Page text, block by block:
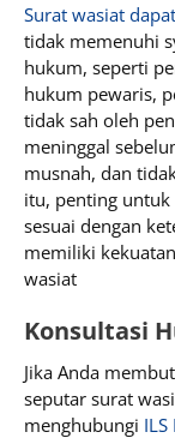
Surat wasiat
tidak memenuhi
hukum, seperti
hukum pewaris,
tidak sah oleh
meninggal
musnah, dan
itu, penting
sesuai dengan
memiliki
wasiat
Konsultasi
Jika Anda
seputar surat
menghubungi